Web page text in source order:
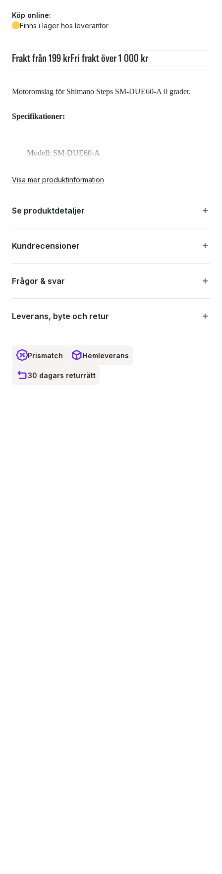
Motoromslag för Shimano Steps SM-DUE60-A 0 grader.
Specifikationer:
Modell: SM-DUE60-A
Visa mer produktinformation
Frakt från 199 krFri frakt över 1 000 kr
Köp online:
Finns i lager hos leverantör
Se produktdetaljer
Kundrecensioner
Frågor & svar
Leverans, byte och retur
Prismatch Hemleverans
30 dagars returrätt